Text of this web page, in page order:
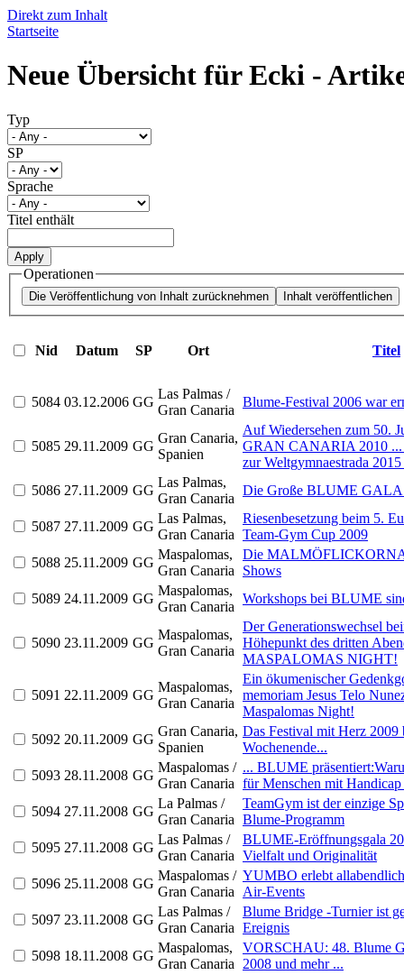
Direkt zum Inhalt
Startseite
Neue Übersicht für Ecki -
Typ
SP
Sprache
Titel enthält
Operationen
Nid Datum SP Ort Titel
5084 03.12.2006 GG
Las Palmas /
Gran Canaria
Blume-Festival 2006 war
5085 29.11.2009 GG
Gran Canaria,
Spanien
Auf Wiedersehen zum 50.
GRAN CANARIA 2010 ...
zur Weltgymnaestrada 2015
5086 27.11.2009 GG
Las Palmas,
Gran Canaria
Die Große BLUME GALA
5087 27.11.2009 GG
Las Palmas,
Gran Canaria
Riesenbesetzung beim 5.
Team-Gym Cup 2009
5088 25.11.2009 GG
Maspalomas,
Gran Canaria
Die
Shows
5089 24.11.2009 GG
Maspalomas,
Gran Canaria
Workshops bei BLUME
5090 23.11.2009 GG
Maspalomas,
Gran Canaria
Der Generationswechsel
Höhepunkt des dritten
MASPALOMAS NIGHT!
5091 22.11.2009 GG
Maspalomas,
Gran Canaria
Ein ökumenischer
memoriam Jesus Telo
Maspalomas Night!
5092 20.11.2009 GG
Gran Canaria,
Spanien
Das Festival mit Herz 2009
Wochenende...
5093 28.11.2008 GG
Maspalomas /
Gran Canaria
... BLUME
für Menschen mit Handicap
5094 27.11.2008 GG
La Palmas /
Gran Canaria
TeamGym ist der einzige
Blume-Programm
5095 27.11.2008 GG
Las Palmas /
Gran Canaria
BLUME-Eröffnungsgala
Vielfalt und Originalität
5096 25.11.2008 GG
Maspalomas /
Gran Canaria
YUMBO erlebt
Air-Events
5097 23.11.2008 GG
Las Palmas /
Gran Canaria
Blume Bridge -Turnier ist
Ereignis
5098 18.11.2008 GG
Maspalomas,
Gran Canaria
VORSCHAU: 48. Blume
2008 und mehr ...